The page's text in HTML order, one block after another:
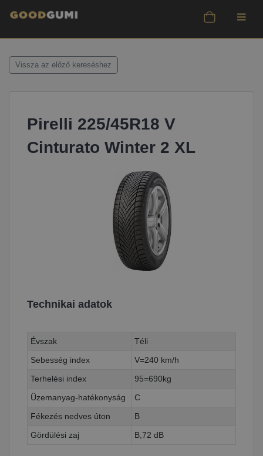
Vissza az előző kereséshez
Pirelli 225/45R18 V
Cinturato Winter 2 XL
Technikai adatok
Évszak
Téli
Sebesség index
V=240 km/h
Terhelési index
95=690kg
Üzemanyag-hatékonyság
C
Fékezés nedves úton
B
Gördülési zaj
B,72 dB